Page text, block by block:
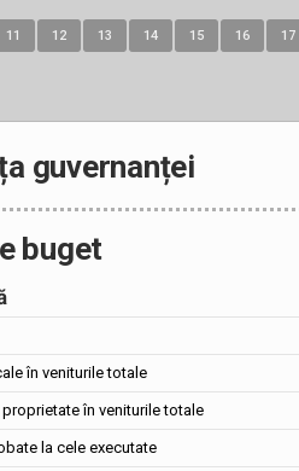
11 12 13 14 15 16 17
guvernanței
buget
în veniturile totale
în veniturile totale
la cele executate